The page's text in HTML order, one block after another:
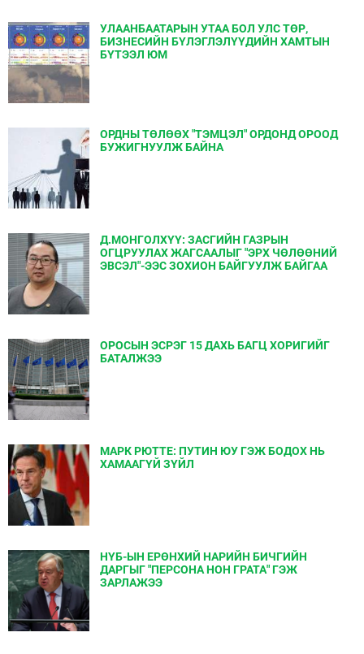
УЛААНБААТАРЫН УТАА БОЛ УЛС ТӨР,
БИЗНЕСИЙН БҮЛЭГЛЭЛҮҮДИЙН ХАМТЫН
БҮТЭЭЛ ЮМ
ОРДНЫ ТӨЛӨӨХ "ТЭМЦЭЛ" ОРДОНД ОРООД
БУЖИГНУУЛЖ БАЙНА
Д.МОНГОЛХҮҮ: ЗАСГИЙН ГАЗРЫН
ОГЦРУУЛАХ ЖАГСААЛЫГ "ЭРХ ЧӨЛӨӨНИЙ
ЭВСЭЛ"-ЭЭС ЗОХИОН БАЙГУУЛЖ БАЙГАА
ОРОСЫН ЭСРЭГ 15 ДАХЬ БАГЦ ХОРИГИЙГ
БАТАЛЖЭЭ
МАРК РЮТТЕ: ПУТИН ЮУ ГЭЖ БОДОХ НЬ
ХАМААГҮЙ ЗҮЙЛ
НҮБ-ЫН ЕРӨНХИЙ НАРИЙН БИЧГИЙН
ДАРГЫГ "ПЕРСОНА НОН ГРАТА" ГЭЖ
ЗАРЛАЖЭЭ